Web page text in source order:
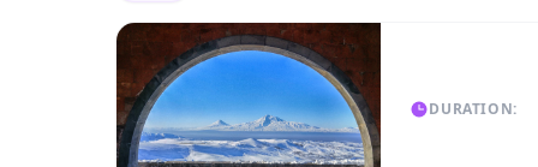
DURATION: